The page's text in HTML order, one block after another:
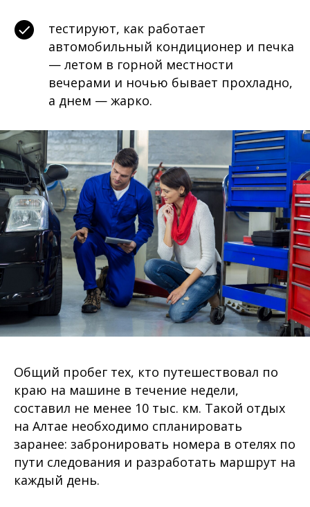
тестируют, как работает
автомобильный кондиционер и печка
— летом в горной местности
вечерами и ночью бывает прохладно,
а днем — жарко.
Общий пробег тех, кто путешествовал по
краю на машине в течение недели,
составил не менее 10 тыс. км. Такой отдых
на Алтае необходимо спланировать
заранее: забронировать номера в отелях по
пути следования и разработать маршрут на
каждый день.